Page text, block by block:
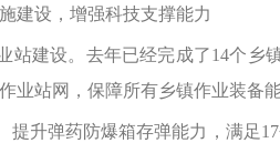
设，增强科技支撑能力
建设。去年已经完成了14个乡
业站网，保障所有乡镇作业装备能
升弹药防爆箱存弹能力，满足